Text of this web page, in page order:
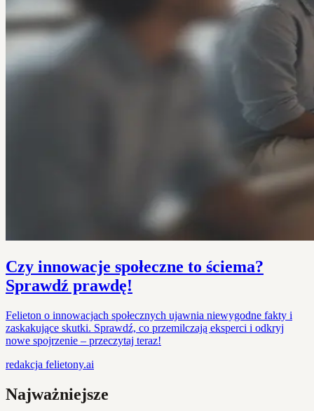
Czy innowacje społeczne to ściema?
Sprawdź prawdę!
Felieton o innowacjach społecznych ujawnia niewygodne fakty i
zaskakujące skutki. Sprawdź, co przemilczają eksperci i odkryj
nowe spojrzenie – przeczytaj teraz!
redakcja felietony.ai
Najważniejsze